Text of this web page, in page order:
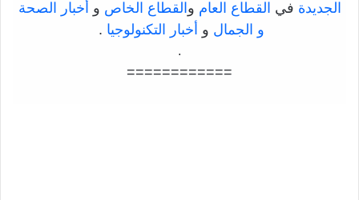
الجديدة في القطاع العام و القطاع الخاص و أخبار الصحة
و الجمال و أخبار التكنولوجيا .
.
============